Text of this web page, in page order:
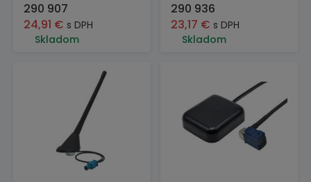
290 907
24,91 € s DPH
Skladom
290 936
23,17 € s DPH
Skladom